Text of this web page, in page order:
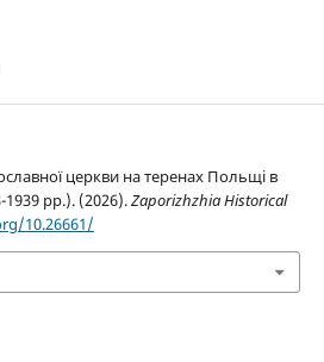
церкви на теренах Польщі в
рр.). (2026).Zaporizhzhia Historical
10.26661/